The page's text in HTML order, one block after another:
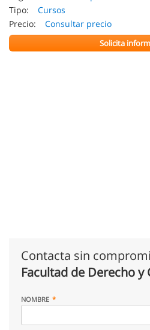
Tipo:
Cursos
Precio:
Consultar precio
Solicita
Contacta sin
Facultad de Derecho y
NOMBRE